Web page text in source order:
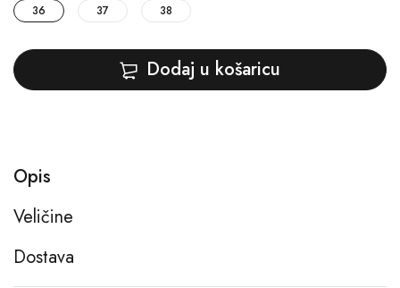
36 37 38
Dodaj u košaricu
Opis
Veličine
Dostava